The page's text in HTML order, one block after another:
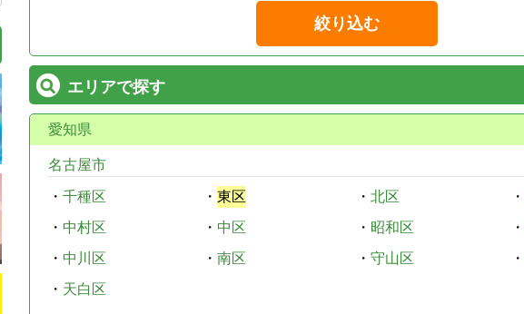
絞り込む
エリアで探す
愛知県
名古屋市
・ 千種区 ・ 東区 ・ 北区 ・
・ 中村区 ・ 中区 ・ 昭和区 ・
・ 中川区 ・ 南区 ・ 守山区 ・
・ 天白区